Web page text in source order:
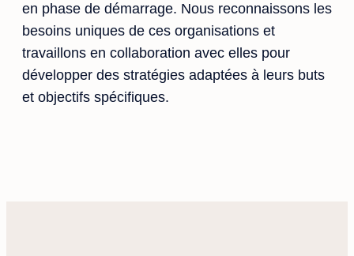
en phase de démarrage. Nous reconnaissons les
besoins uniques de ces organisations et
travaillons en collaboration avec elles pour
développer des stratégies adaptées à leurs buts
et objectifs spécifiques.